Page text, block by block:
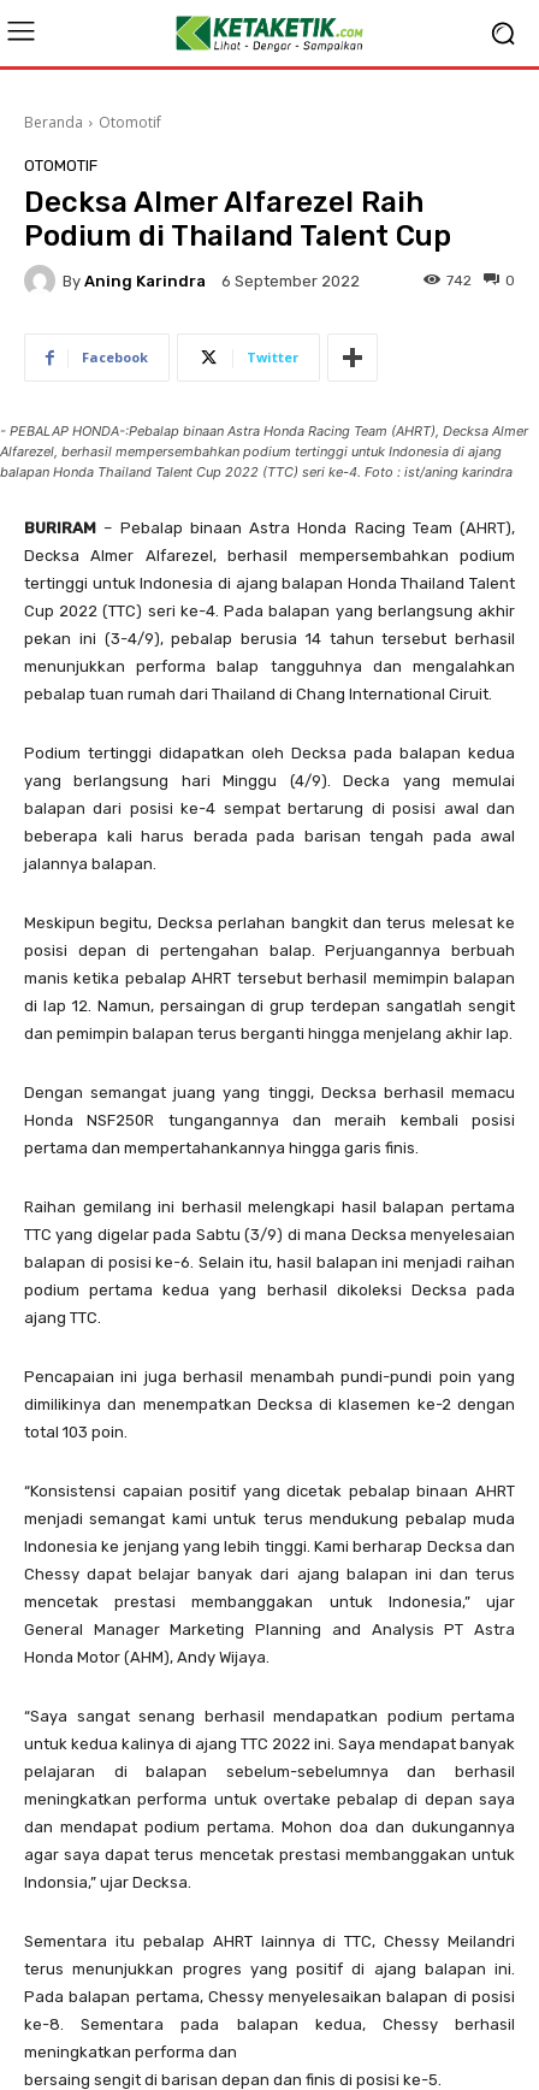
Beranda Otomotif
OTOMOTIF
Decksa Almer Alfarezel Raih
Podium di Thailand Talent Cup
By Aning Karindra 6 September 2022 0
742
Facebook Twitter
- PEBALAP HONDA-:Pebalap binaan Astra Honda Racing Team (AHRT), Decksa Almer
Alfarezel, berhasil mempersembahkan podium tertinggi untuk Indonesia di ajang
balapan Honda Thailand Talent Cup 2022 (TTC) seri ke-4. Foto : ist/aning karindra
BURIRAM – Pebalap binaan Astra Honda Racing Team (AHRT),
Decksa Almer Alfarezel, berhasil mempersembahkan podium
tertinggi untuk Indonesia di ajang balapan Honda Thailand Talent
Cup 2022 (TTC) seri ke-4. Pada balapan yang berlangsung akhir
pekan ini (3-4/9), pebalap berusia 14 tahun tersebut berhasil
menunjukkan performa balap tangguhnya dan mengalahkan
pebalap tuan rumah dari Thailand di Chang International Ciruit.
Podium tertinggi didapatkan oleh Decksa pada balapan kedua
yang berlangsung hari Minggu (4/9). Decka yang memulai
balapan dari posisi ke-4 sempat bertarung di posisi awal dan
beberapa kali harus berada pada barisan tengah pada awal
jalannya balapan.
Meskipun begitu, Decksa perlahan bangkit dan terus melesat ke
posisi depan di pertengahan balap. Perjuangannya berbuah
manis ketika pebalap AHRT tersebut berhasil memimpin balapan
di lap 12. Namun, persaingan di grup terdepan sangatlah sengit
dan pemimpin balapan terus berganti hingga menjelang akhir lap.
Dengan semangat juang yang tinggi, Decksa berhasil memacu
Honda NSF250R tungangannya dan meraih kembali posisi
pertama dan mempertahankannya hingga garis finis.
Raihan gemilang ini berhasil melengkapi hasil balapan pertama
TTC yang digelar pada Sabtu (3/9) di mana Decksa menyelesaian
balapan di posisi ke-6. Selain itu, hasil balapan ini menjadi raihan
podium pertama kedua yang berhasil dikoleksi Decksa pada
ajang TTC.
Pencapaian ini juga berhasil menambah pundi-pundi poin yang
dimilikinya dan menempatkan Decksa di klasemen ke-2 dengan
total 103 poin.
“Konsistensi capaian positif yang dicetak pebalap binaan AHRT
menjadi semangat kami untuk terus mendukung pebalap muda
Indonesia ke jenjang yang lebih tinggi. Kami berharap Decksa dan
Chessy dapat belajar banyak dari ajang balapan ini dan terus
mencetak prestasi membanggakan untuk Indonesia,” ujar
General Manager Marketing Planning and Analysis PT Astra
Honda Motor (AHM), Andy Wijaya.
“Saya sangat senang berhasil mendapatkan podium pertama
untuk kedua kalinya di ajang TTC 2022 ini. Saya mendapat banyak
pelajaran di balapan sebelum-sebelumnya dan berhasil
meningkatkan performa untuk overtake pebalap di depan saya
dan mendapat podium pertama. Mohon doa dan dukungannya
agar saya dapat terus mencetak prestasi membanggakan untuk
Indonsia,” ujar Decksa.
Sementara itu pebalap AHRT lainnya di TTC, Chessy Meilandri
terus menunjukkan progres yang positif di ajang balapan ini.
Pada balapan pertama, Chessy menyelesaikan balapan di posisi
ke-8. Sementara pada balapan kedua, Chessy berhasil
meningkatkan performa dan
bersaing sengit di barisan depan dan finis di posisi ke-5.